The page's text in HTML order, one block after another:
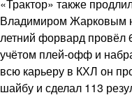
«Трактор» также
Владимиром Жарковым
летний форвард провёл
учётом плей-офф и
всю карьеру в КХЛ он
шайбу и сделал 113